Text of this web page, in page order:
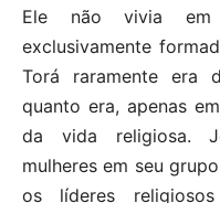
Ele não vivia em
exclusivamente
Torá raramente era
quanto era, apenas
da vida religiosa.
mulheres em seu
os líderes